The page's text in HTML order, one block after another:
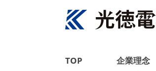
TOP 企業理念